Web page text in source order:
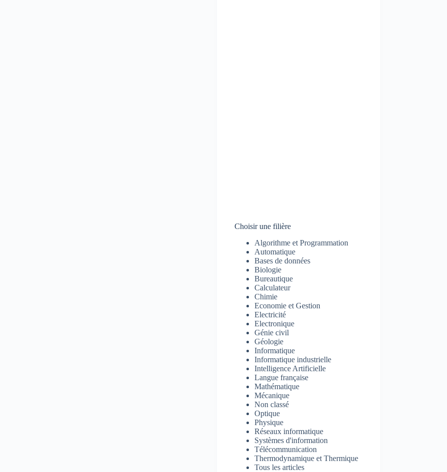
Choisir une filière
Algorithme et Programmation
Automatique
Bases de données
Biologie
Bureautique
Calculateur
Chimie
Economie et Gestion
Electricité
Electronique
Génie civil
Géologie
Informatique
Informatique industrielle
Intelligence Artificielle
Langue française
Mathématique
Mécanique
Non classé
Optique
Physique
Réseaux informatique
Systèmes d'information
Télécommunication
Thermodynamique et Thermique
Tous les articles